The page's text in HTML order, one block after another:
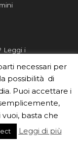
Leggi i
per
scrivici a
necessari per
possibilità di
Puoi accettare i
basta che
Leggi di più